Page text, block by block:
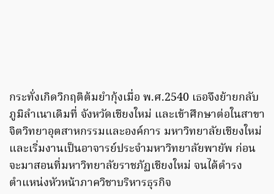
กระทั่งเกิดวิกฤติต้มยำกุ้งเมื่อ พ.ศ.2540 เธอจึงย้ายกลับ
ภูมิลำเนาเดิมที่ จังหวัดเชียงใหม่ และเข้าศึกษาต่อในสาขา
จิตวิทยาอุตสาหกรรมและองค์การ มหาวิทยาลัยเชียงใหม่
และเริ่มงานเป็นอาจารย์ประจำมหาวิทยาลัยพายัพ ก่อน
จะมาสอนที่มหาวิทยาลัยราชภัฏเชียงใหม่ จนได้ดำรง
ตำแหน่งหัวหน้าภาควิชาบริหารธุรกิจ